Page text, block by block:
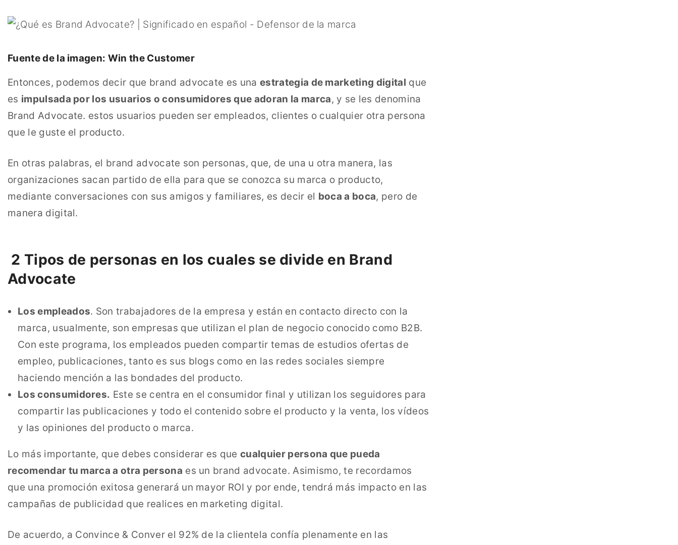
Fuente de la imagen: Win the Customer
Entonces, podemos decir que brand advocate es una estrategia de marketing digital que
es impulsada por los usuarios o consumidores que adoran la marca, y se les denomina
Brand Advocate. estos usuarios pueden ser empleados, clientes o cualquier otra persona
que le guste el producto.
En otras palabras, el brand advocate son personas, que, de una u otra manera, las
organizaciones sacan partido de ella para que se conozca su marca o producto,
mediante conversaciones con sus amigos y familiares, es decir el boca a boca, pero de
manera digital.
2 Tipos de personas en los cuales se divide en Brand
Advocate
Los empleados. Son trabajadores de la empresa y están en contacto directo con la
marca, usualmente, son empresas que utilizan el plan de negocio conocido como B2B.
Con este programa, los empleados pueden compartir temas de estudios ofertas de
empleo, publicaciones, tanto es sus blogs como en las redes sociales siempre
haciendo mención a las bondades del producto.
Los consumidores. Este se centra en el consumidor final y utilizan los seguidores para
compartir las publicaciones y todo el contenido sobre el producto y la venta, los vídeos
y las opiniones del producto o marca.
Lo más importante, que debes considerar es quecualquier persona que pueda
recomendar tu marca a otra persona es un brand advocate. Asimismo, te recordamos
que una promoción exitosa generará un mayor ROI y por ende, tendrá más impacto en las
campañas de publicidad que realices en marketing digital.
De acuerdo, a Convince & Conver el 92% de la clientela confía plenamente en las